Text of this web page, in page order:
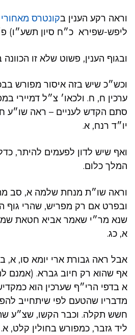
וראה רקע הענין בקונטרס
ליפש-שפירא כ״ח סיון תשע״ו)
ובגוף הענין, פשוט שלא זו
וכש״כ שיש בזה איסור מפורש
ערכין ח, ח. ולכאו׳ צ״ל דמיירי
סתם הקדש לעניים – ראה שו״ע
יו״ד רנח, א.
ואף שיש לדון לפעמים להיתר,
המלך כלום.
וראה שו״ת מנחת שלמה א, סב מה
ובפרט אם רק מפריש, שהרי גוף
שנא מר״י שאמר אביא חטאת
א, כג.
אבל ראה גבורת ארי יומא סו, א,
אף שהוא רק חיוב גברא. (אמנם
א בדפי הרי״ף שערכין הוא
מדבריו שהטעם לפי שיתחייב
חשש תקלה. וכבר הקשו, שצ״ע
ליד גזבר, כמפורש בחולין קלט,